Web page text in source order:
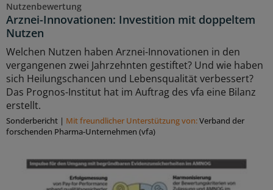
Nutzenbewertung
Arznei-Innovationen: Investition mit doppeltem
Nutzen
Welchen Nutzen haben Arznei-Innovationen in den
vergangenen zwei Jahrzehnten gestiftet? Und wie haben
sich Heilungschancen und Lebensqualität verbessert?
Das Prognos-Institut hat im Auftrag des vfa eine Bilanz
erstellt.
Sonderbericht | Mit freundlicher Unterstützung von:Verband der
forschenden Pharma-Unternehmen (vfa)